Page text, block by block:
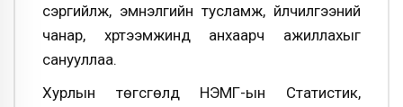
сэргийлж, эмнэлгийн тусламж, үйлчилгээний
чанар, хүртээмжинд анхаарч ажиллахыг
санууллаа.
Хурлын төгсгөлд НЭМГ-ын Статистик,